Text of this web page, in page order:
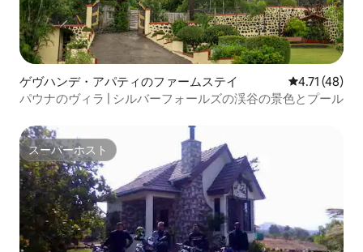
ゲヴハンデ・アパティのファームステイ レビュー48
4.71 (48)
パウナのヴィラ | シルバーフォールズの渓谷の景色とプール
スーパーホスト
スーパーホスト